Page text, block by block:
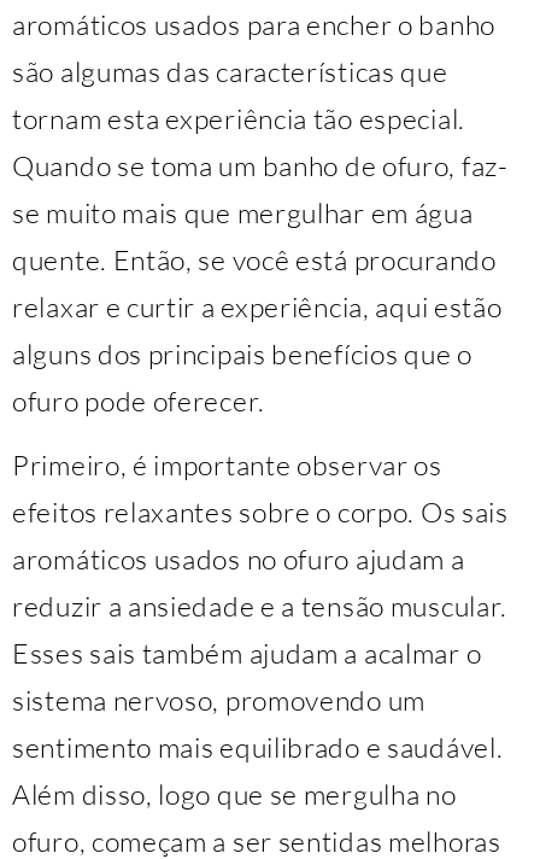
aromáticos usados para encher o banho
são algumas das características que
tornam esta experiência tão especial.
Quando se toma um banho de ofuro, faz-
se muito mais que mergulhar em água
quente. Então, se você está procurando
relaxar e curtir a experiência, aqui estão
alguns dos principais benefícios que o
ofuro pode oferecer.
Primeiro, é importante observar os
efeitos relaxantes sobre o corpo. Os sais
aromáticos usados no ofuro ajudam a
reduzir a ansiedade e a tensão muscular.
Esses sais também ajudam a acalmar o
sistema nervoso, promovendo um
sentimento mais equilibrado e saudável.
Além disso, logo que se mergulha no
ofuro, começam a ser sentidas melhoras